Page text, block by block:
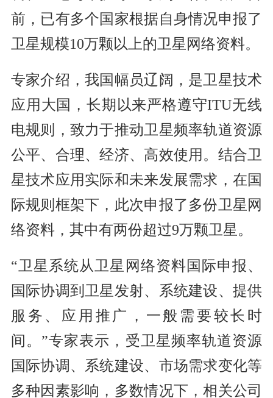
前，已有多个国家根据自身情况申报了
卫星规模10万颗以上的卫星网络资料。
专家介绍，我国幅员辽阔，是卫星技术
应用大国，长期以来严格遵守ITU无线
电规则，致力于推动卫星频率轨道资源
公平、合理、经济、高效使用。结合卫
星技术应用实际和未来发展需求，在国
际规则框架下，此次申报了多份卫星网
络资料，其中有两份超过9万颗卫星。
“卫星系统从卫星网络资料国际申报、
国际协调到卫星发射、系统建设、提供
服务、应用推广，一般需要较长时
间。”专家表示，受卫星频率轨道资源
国际协调、系统建设、市场需求变化等
多种因素影响，多数情况下，相关公司